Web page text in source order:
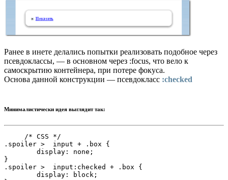
Ранее в инете делались попытки реализовать подобное через
псевдоклассы, — в основном через :focus, что вело к
самоскрытию контейнера, при потере фокуса.
Основа данной конструкции — псевдокласс :checked
Минималистически идея выглядит так:
     /* CSS */
.spoiler >  input + .box {
}
.spoiler >  input:checked + .box {